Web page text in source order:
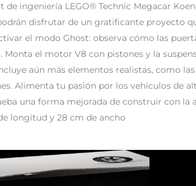
ingeniería LEGO® Technic Megacar
disfrutar de un gratificante proyecto
el modo Ghost: observa cómo las
el motor V8 con pistones y la
aún más elementos realistas, como
Alimenta tu pasión por los vehículos de
una forma mejorada de construir con la
longitud y 28 cm de ancho